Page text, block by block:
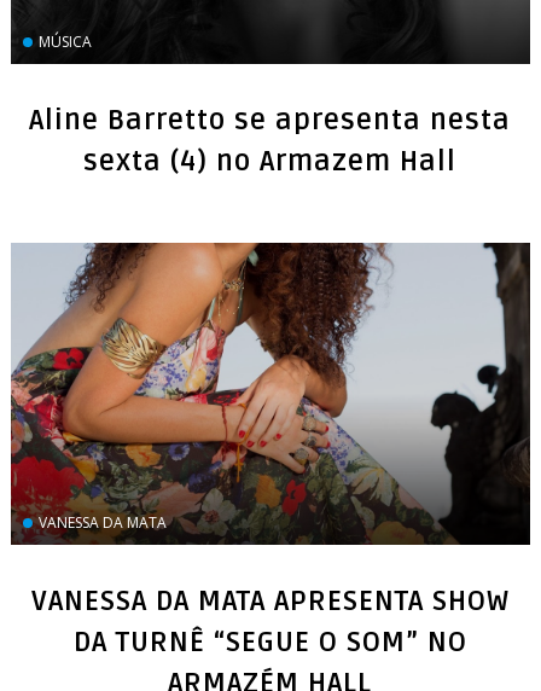
MÚSICA
Aline Barretto se apresenta nesta
VANESSA DA MATA
VANESSA DA MATA APRESENTA SHOW
DA TURNÊ “SEGUE O SOM” NO